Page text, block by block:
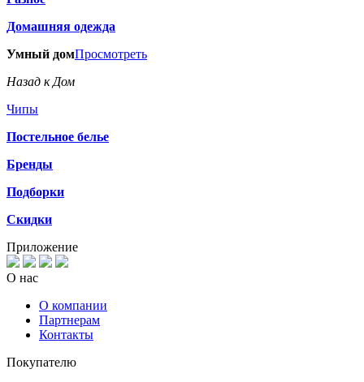
Домашняя одежда
Умный домПросмотреть
Назад к Дом
Чипы
Постельное белье
Бренды
Подборки
Скидки
Приложение
О нас
О компании
Партнерам
Контакты
Покупателю